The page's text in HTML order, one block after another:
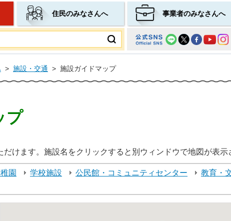
ジ
住民のみなさんへ 事業者のみなさんへ
> 施設・交通 > 施設ガイドマップ
プ
けます。施設名をクリックすると別ウィンドウで地図が表示
園 学校施設 公民館・コミュニティセンター 教育・